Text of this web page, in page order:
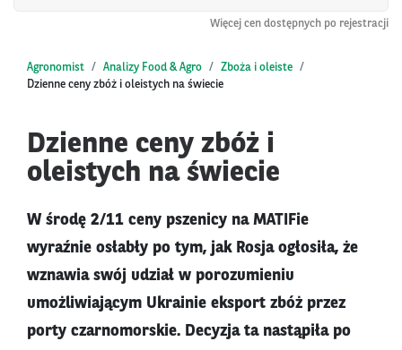
Więcej cen dostępnych po rejestracji
Agronomist Analizy Food & Agro
Zboża i oleiste
Dzienne ceny zbóż i oleistych na świecie
Dzienne ceny zbóż i
oleistych na świecie
W środę 2/11 ceny pszenicy na MATIFie
wyraźnie osłabły po tym, jak Rosja ogłosiła, że
wznawia swój udział w porozumieniu
umożliwiającym Ukrainie eksport zbóż przez
porty czarnomorskie. Decyzja ta nastąpiła po